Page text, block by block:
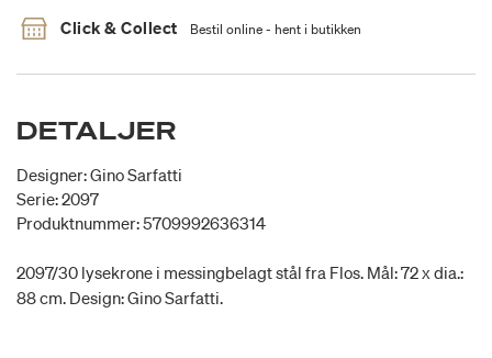
Click & Collect Bestil online - hent i butikken
DETALJER
Designer: Gino Sarfatti
Serie: 2097
Produktnummer: 5709992636314
2097/30 lysekrone i messingbelagt stål fra Flos. Mål: 72 x dia.:
88 cm. Design: Gino Sarfatti.